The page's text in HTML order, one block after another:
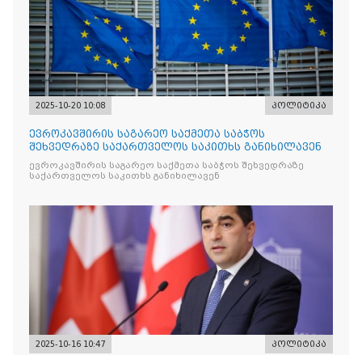
2025-10-20 10:08 პოლიტიკა
ევროკავშირის საგარეო საქმეთა საბჭოს
შეხვედრაზე საქართველოს საკითხს განიხილავენ
ევროკავშირის საგარეო საქმეთა საბჭოს შეხვედრაზე
საქართველოს საკითხს განიხილავენ
2025-10-16 10:47 პოლიტიკა